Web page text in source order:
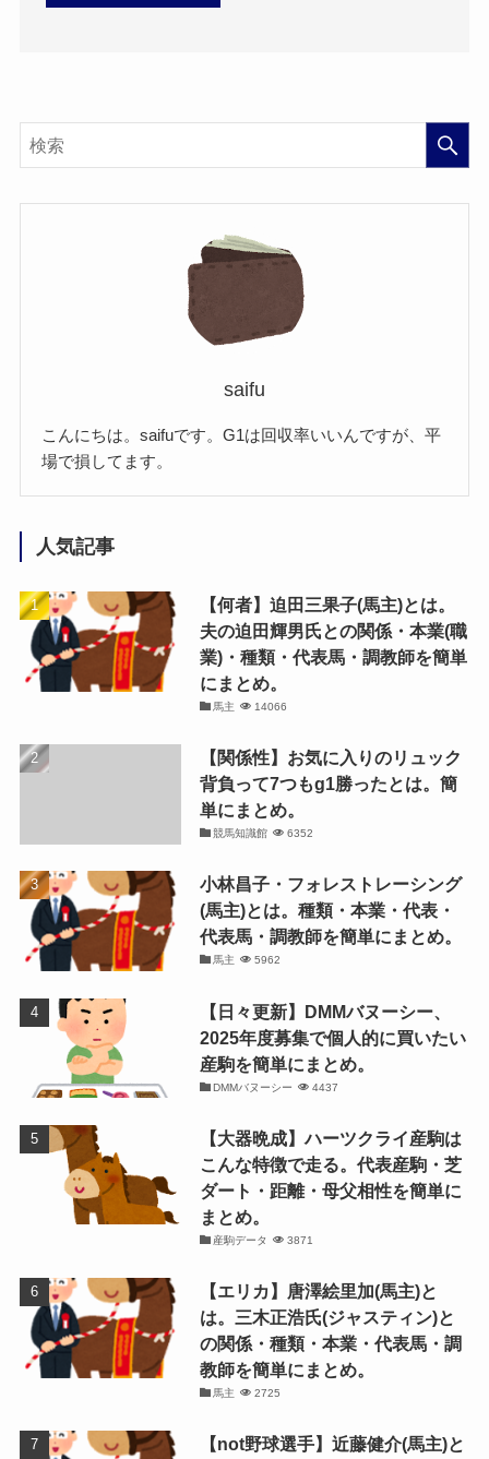
saifu
こんにちは。saifuです。G1は回収率いいんですが、平
場で損してます。
人気記事
【何者】迫田三果子(馬主)とは。
夫の迫田輝男氏との関係・本業(職
業)・種類・代表馬・調教師を簡単
にまとめ。
馬主 14066
【関係性】お気に入りのリュック
背負って7つもg1勝ったとは。簡
単にまとめ。
競馬知識館 6352
小林昌子・フォレストレーシング
(馬主)とは。種類・本業・代表・
代表馬・調教師を簡単にまとめ。
馬主 5962
【日々更新】DMMバヌーシー、
2025年度募集で個人的に買いたい
産駒を簡単にまとめ。
DMMバヌーシー 4437
【大器晩成】ハーツクライ産駒は
こんな特徴で走る。代表産駒・芝
ダート・距離・母父相性を簡単に
まとめ。
産駒データ 3871
【エリカ】唐澤絵里加(馬主)と
は。三木正浩氏(ジャスティン)と
の関係・種類・本業・代表馬・調
教師を簡単にまとめ。
馬主 2725
【not野球選手】近藤健介(馬主)と